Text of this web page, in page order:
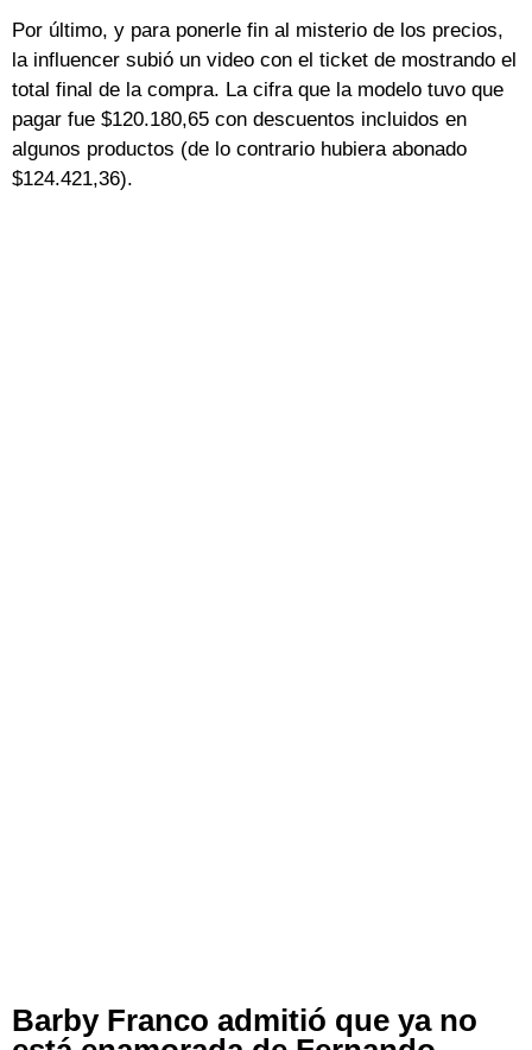
Por último, y para ponerle fin al misterio de los precios,
la influencer subió un video con el ticket de mostrando el
total final de la compra. La cifra que la modelo tuvo que
pagar fue $120.180,65 con descuentos incluidos en
algunos productos (de lo contrario hubiera abonado
$124.421,36).
Barby Franco admitió que ya no